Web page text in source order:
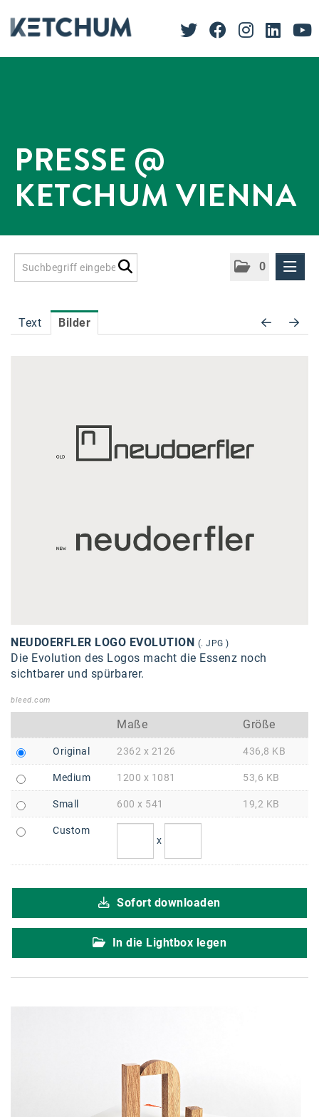
PRESSE @
KETCHUM VIENNA
0
Accessiway
Arthur D. Little
Braun
BRP-Rotax
Bundesdenkmalamt
DDB Wien
Enkeltaugliches Österreich
Gillette
Gillette Venus
GrECo
GYNIAL
Helvetia Österreich
karriere.at
Text Bilder
NEUDOERFLER LOGO EVOLUTION (. JPG )
Die Evolution des Logos macht die Essenz noch
sichtbarer und spürbarer.
bleed.com
Maße Größe
Original 2362 x 2126 436,8 KB
Medium 1200 x 1081 53,6 KB
Small 600 x 541 19,2 KB
Custom
x
Sofort downloaden
In die Lightbox legen